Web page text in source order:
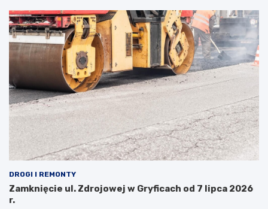
DROGI I REMONTY
Zamknięcie ul. Zdrojowej w Gryficach od 7 lipca 2026
r.